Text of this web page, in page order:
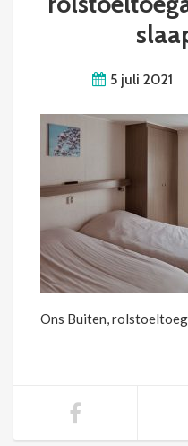
5 juli 2021
Ons Buiten,